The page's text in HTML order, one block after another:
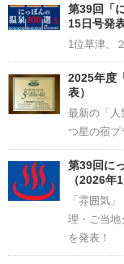
第39回「
15日号発表
1位草津、
2025年度
表）
最新の「人
つ星の宿プ
第39回に
（2026年
「雰囲気
理・ご当地
を発表！